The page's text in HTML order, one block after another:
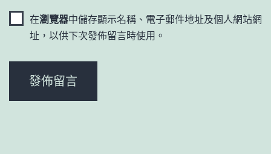
在瀏覽器中儲存顯示名稱、電子郵件地址及個人網站網
址，以供下次發佈留言時使用。